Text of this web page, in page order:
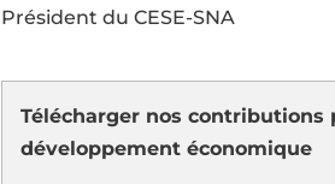
Président du CESE-SNA
Télécharger nos contributions
développement économique